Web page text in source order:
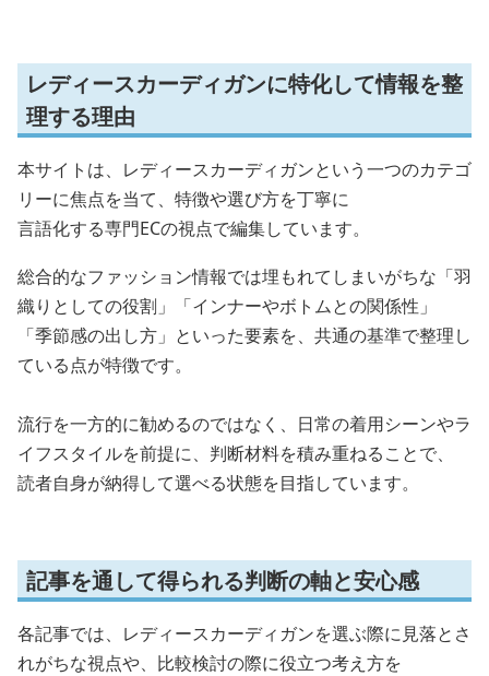
レディースカーディガンに特化して情報を整
理する理由
本サイトは、レディースカーディガンという一つのカテゴ
リーに焦点を当て、特徴や選び方を丁寧に
言語化する専門ECの視点で編集しています。
総合的なファッション情報では埋もれてしまいがちな「羽
織りとしての役割」「インナーやボトムとの関係性」
「季節感の出し方」といった要素を、共通の基準で整理し
ている点が特徴です。
流行を一方的に勧めるのではなく、日常の着用シーンやラ
イフスタイルを前提に、判断材料を積み重ねることで、
読者自身が納得して選べる状態を目指しています。
記事を通して得られる判断の軸と安心感
各記事では、レディースカーディガンを選ぶ際に見落とさ
れがちな視点や、比較検討の際に役立つ考え方を